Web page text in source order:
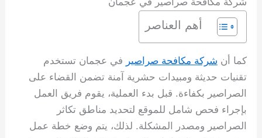
أهم العناصر
كما أن شركة مكافحة صراصير في عجمان تستخدم
تقنيات حديثة ومبيدات حشرية آمنة تضمن القضاء على
الصراصير بكفاءة. قبل بدء العملية، يقوم فريق العمل
بإجراء فحص شامل للموقع لتحديد مناطق تكاثر
الصراصير ومصدر المشكلة. لذلك، يتم وضع خطة عمل